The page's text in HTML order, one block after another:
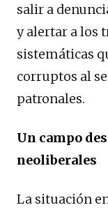
salir a
y alertar a los
sistemáticas
corruptos al
patronales.
Un campo
neoliberales
La situación